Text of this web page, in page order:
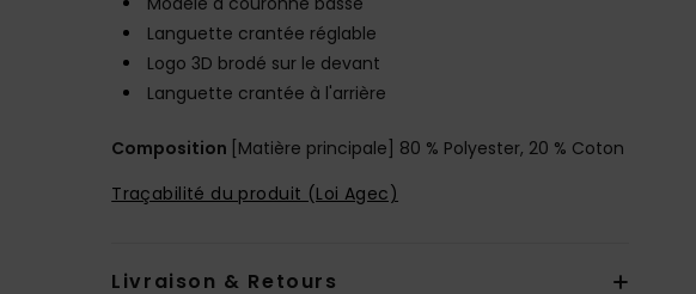
Languette crantée réglable
Logo 3D brodé sur le devant
Languette crantée à l'arrière
Composition [Matière principale] 80 % Polyester, 20 % Coton
Traçabilité du produit (Loi Agec)
Livraison & Retours